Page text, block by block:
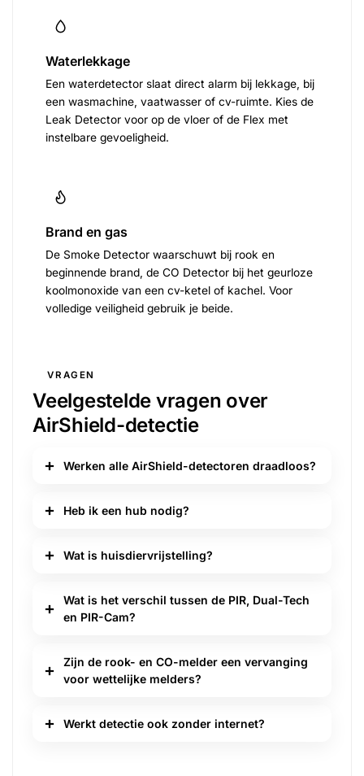
Waterlekkage
Een waterdetector slaat direct alarm bij lekkage, bij
een wasmachine, vaatwasser of cv-ruimte. Kies de
Leak Detector voor op de vloer of de Flex met
instelbare gevoeligheid.
Brand en gas
De Smoke Detector waarschuwt bij rook en
beginnende brand, de CO Detector bij het geurloze
koolmonoxide van een cv-ketel of kachel. Voor
volledige veiligheid gebruik je beide.
VRAGEN
Veelgestelde vragen over
AirShield-detectie
Werken alle AirShield-detectoren draadloos?
Heb ik een hub nodig?
Wat is huisdiervrijstelling?
Wat is het verschil tussen de PIR, Dual-Tech
en PIR-Cam?
Zijn de rook- en CO-melder een vervanging
voor wettelijke melders?
Werkt detectie ook zonder internet?